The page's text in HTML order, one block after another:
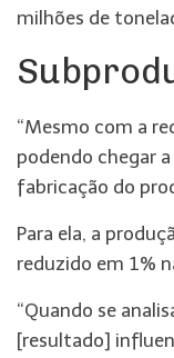
milhões de
“Mesmo com a
podendo chegar
fabricação do
Para ela, a
reduzido em 1%
“Quando se
[resultado]